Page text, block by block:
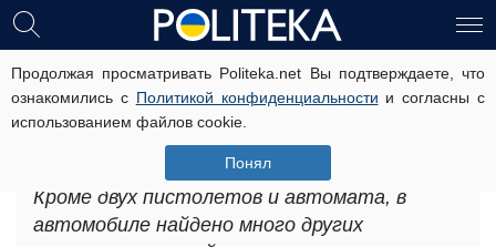
Продолжая просматривать Politeka.net Вы подтверждаете, что
ознакомились с Политикой конфиденциальности и согласны с
использованием файлов cookie.
Понял
Мужчина с погонами и автоматом
устроил переполох в Днепре,
кадры: немедленно прибыли
Кроме двух пистолетов и автомата, в
автомобиле найдено много других